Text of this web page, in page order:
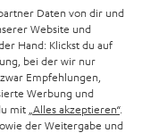
Daten von dir und
Website und
Hand: Klickst du auf
bei der wir nur
Empfehlungen,
Werbung und
mit „Alles akzeptieren“.
der Weitergabe und